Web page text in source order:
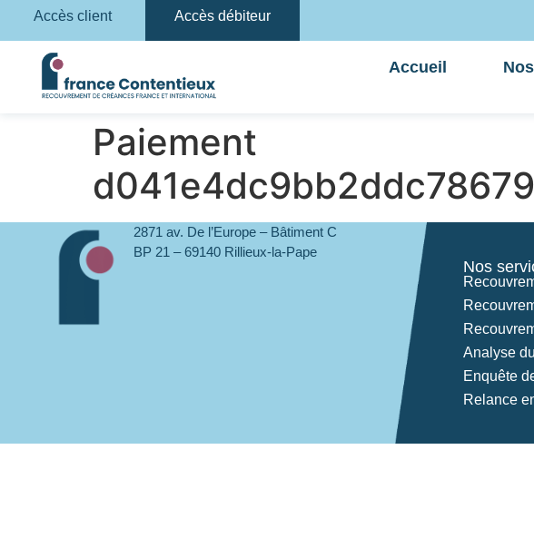
Accès client Accès débiteur
Accueil
Paiement
2871 av. De l’Europe – Bâtiment C
BP 21 – 69140 Rillieux-la-Pape
Nos
Analyse
Enquête
Relance